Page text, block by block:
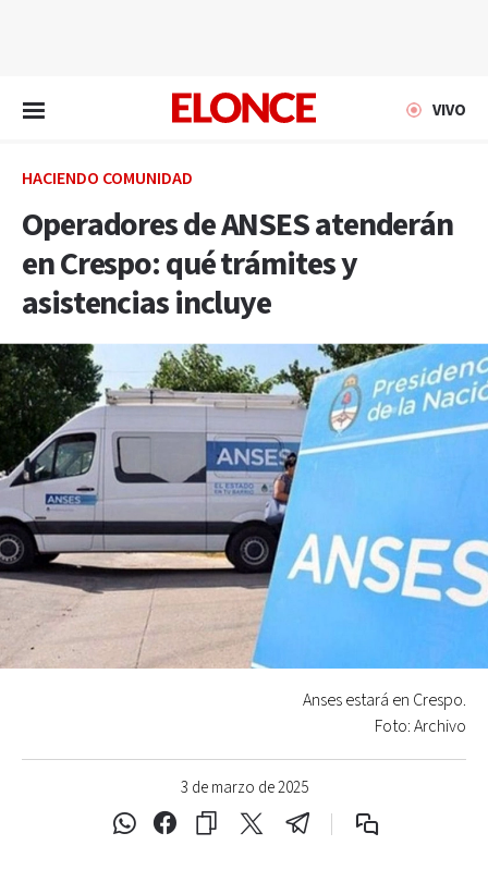
VIVO
HACIENDO COMUNIDAD
Operadores de ANSES atenderán
en Crespo: qué trámites y
asistencias incluye
3 de marzo de 2025
Anses estará en Crespo.
Foto: Archivo